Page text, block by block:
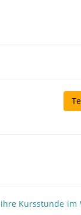
Kursstunde im